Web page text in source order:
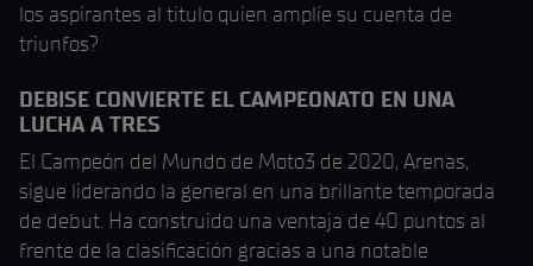
los aspirantes al título quien amplíe su cuenta de
triunfos?
DEBISE CONVIERTE EL CAMPEONATO EN UNA
LUCHA A TRES
El Campeón del Mundo de Moto3 de 2020, Arenas,
sigue liderando la general en una brillante temporada
de debut. Ha construido una ventaja de 40 puntos al
frente de la clasificación gracias a una notable